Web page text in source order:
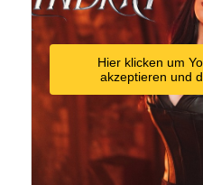
Hier klicken um
akzeptieren und